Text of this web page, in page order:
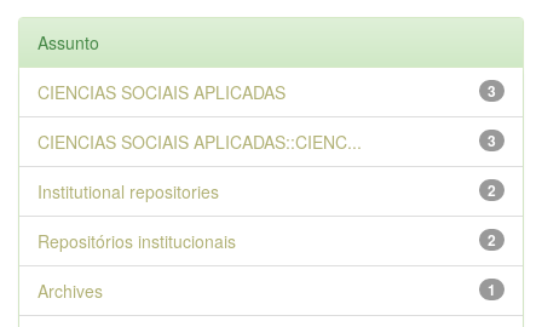
Assunto
3
CIENCIAS SOCIAIS APLICADAS
3
CIENCIAS SOCIAIS APLICADAS::CIENC...
2
Institutional repositories
2
Repositórios institucionais
1
Archives